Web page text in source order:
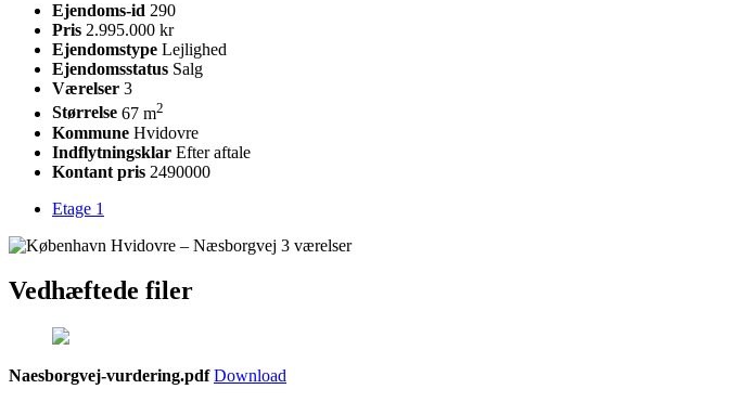
Ejendoms-id 290
Pris 2.995.000 kr
Ejendomstype Lejlighed
Ejendomsstatus Salg
Værelser 3
Størrelse 67 m2
Kommune Hvidovre
Indflytningsklar Efter aftale
Kontant pris 2490000
Etage 1
Vedhæftede filer
Naesborgvej-vurdering.pdf Download